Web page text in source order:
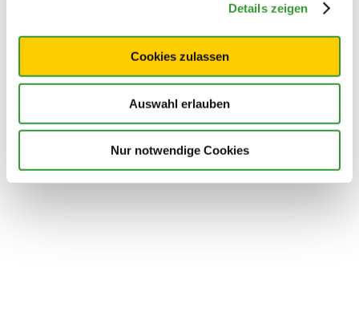
Details zeigen
Cookies zulassen
Auswahl erlauben
Nur notwendige Cookies